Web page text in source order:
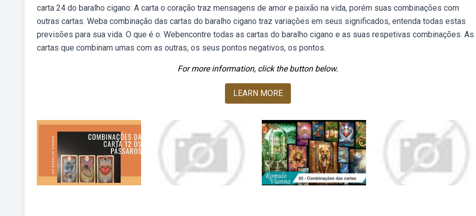
carta 24 do baralho cigano: A carta o coração traz mensagens de amor e paixão na vida, porém suas combinações com
outras cartas. Weba combinação das cartas do baralho cigano traz variações em seus significados, entenda todas estas
previsões para sua vida. O que é o. Webencontre todas as cartas do baralho cigano e as suas respetivas combinações. As
cartas que combinam umas com as outras, os seus pontos negativos, os pontos.
For more information, click the button below.
LEARN MORE